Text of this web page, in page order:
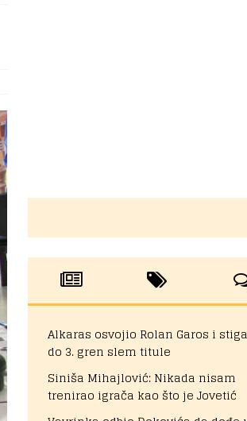
Alkaras osvojio Rolan Garos i
do 3. gren slem titule
Siniša Mihajlović: Nikada nisam
trenirao igrača kao što je Jovetić